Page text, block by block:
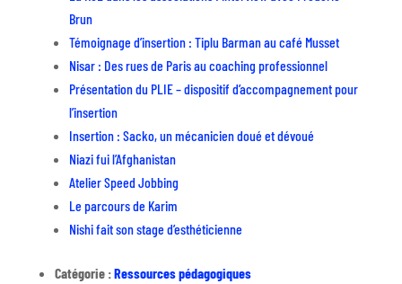
Brun
Témoignage d’insertion : Tiplu Barman au café Musset
Nisar : Des rues de Paris au coaching professionnel
Présentation du PLIE – dispositif d’accompagnement pour
l’insertion
Insertion : Sacko, un mécanicien doué et dévoué
Niazi fui l’Afghanistan
Atelier Speed Jobbing
Le parcours de Karim
Nishi fait son stage d’esthéticienne
Catégorie :Ressources pédagogiques